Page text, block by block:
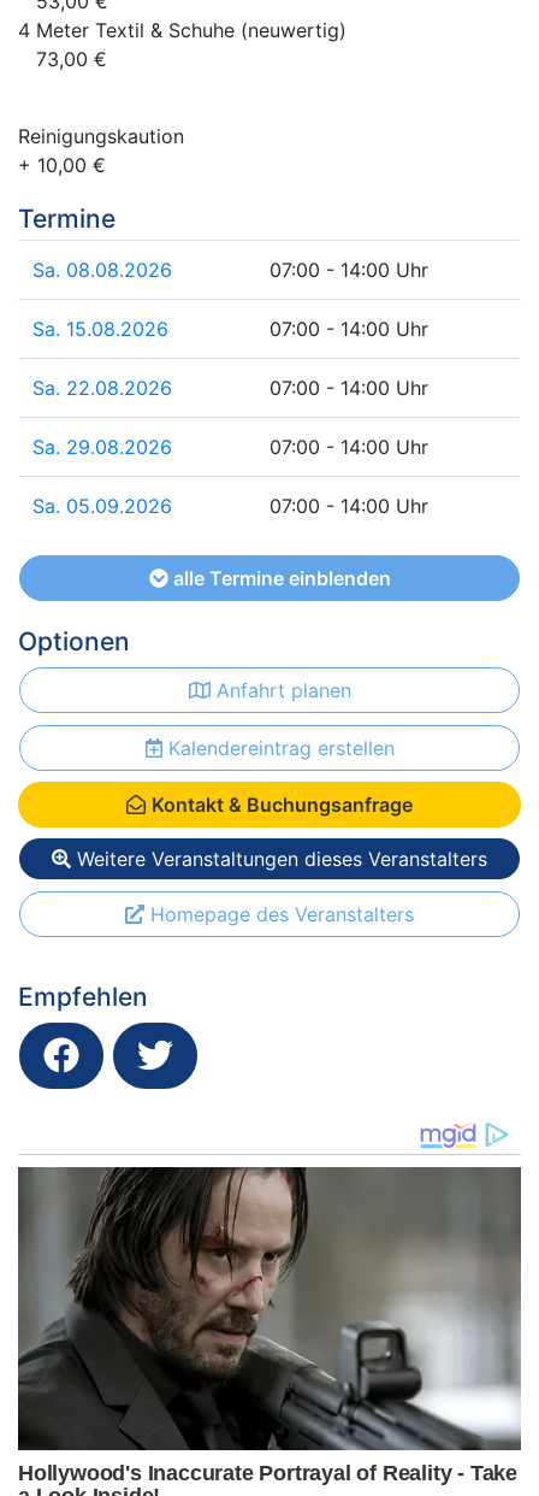
4 Meter Textil & Schuhe (neuwertig)
73,00 €
Reinigungskaution
+ 10,00 €
Termine
Sa. 08.08.2026 07:00 - 14:00 Uhr
Sa. 15.08.2026 07:00 - 14:00 Uhr
Sa. 22.08.2026 07:00 - 14:00 Uhr
Sa. 29.08.2026 07:00 - 14:00 Uhr
Sa. 05.09.2026 07:00 - 14:00 Uhr
alle Termine einblenden
Optionen
Anfahrt planen
Kalendereintrag erstellen
Kontakt & Buchungsanfrage
Weitere Veranstaltungen dieses Veranstalters
Homepage des Veranstalters
Empfehlen